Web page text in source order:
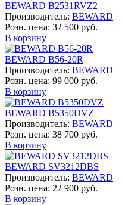
BEWARD B2531RVZ2
Производитель: BEWARD
Розн. цена: 32 500 руб.
В корзину
BEWARD B56-20R
Производитель: BEWARD
Розн. цена: 99 000 руб.
В корзину
BEWARD B5350DVZ
Производитель: BEWARD
Розн. цена: 38 700 руб.
В корзину
BEWARD SV3212DBS
Производитель: BEWARD
Розн. цена: 22 900 руб.
В корзину